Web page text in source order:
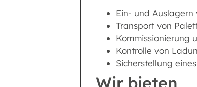
Ein- und
Transport von
Kommissionierung
Kontrolle von
Sicherstellung